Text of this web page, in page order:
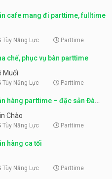
cafe mang đi parttime, fulltime
Tùy Năng Lực Parttime
chế, phục vụ bàn parttime
Muối
Tùy Năng Lực Parttime
hàng parttime – đặc sản Đà
Chào
Tùy Năng Lực Parttime
hàng ca tối
Tùy Năng Lực Parttime